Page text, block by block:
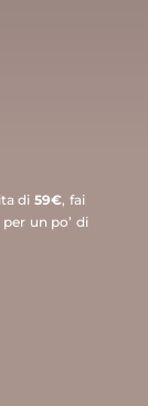
di 59€, fai
un po’ di